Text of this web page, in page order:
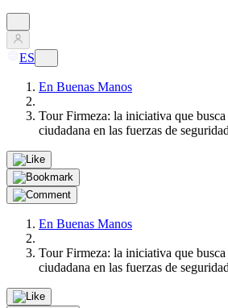
ES
En Buenas Manos
Tour Firmeza: la iniciativa que
ciudadana en las fuerzas de
En Buenas Manos
Tour Firmeza: la iniciativa que
ciudadana en las fuerzas de